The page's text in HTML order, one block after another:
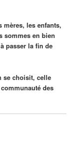
mères, les enfants,
sommes en bien
passer la fin de
se choisit, celle
des